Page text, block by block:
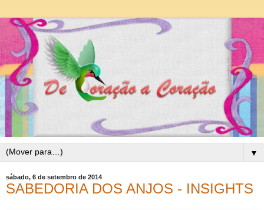
▼
sábado, 6 de setembro de 2014
SABEDORIA DOS ANJOS - INSIGHTS